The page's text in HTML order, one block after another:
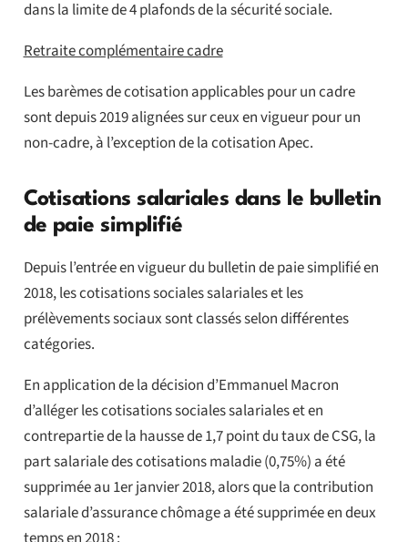
dans la limite de 4 plafonds de la sécurité sociale.
Retraite complémentaire cadre
Les barèmes de cotisation applicables pour un cadre
sont depuis 2019 alignées sur ceux en vigueur pour un
non-cadre, à l’exception de la cotisation Apec.
Cotisations salariales dans le bulletin
de paie simplifié
Depuis l’entrée en vigueur du bulletin de paie simplifié en
2018, les cotisations sociales salariales et les
prélèvements sociaux sont classés selon différentes
catégories.
En application de la décision d’Emmanuel Macron
d’alléger les cotisations sociales salariales et en
contrepartie de la hausse de 1,7 point du taux de CSG, la
part salariale des cotisations maladie (0,75%) a été
supprimée au 1er janvier 2018, alors que la contribution
salariale d’assurance chômage a été supprimée en deux